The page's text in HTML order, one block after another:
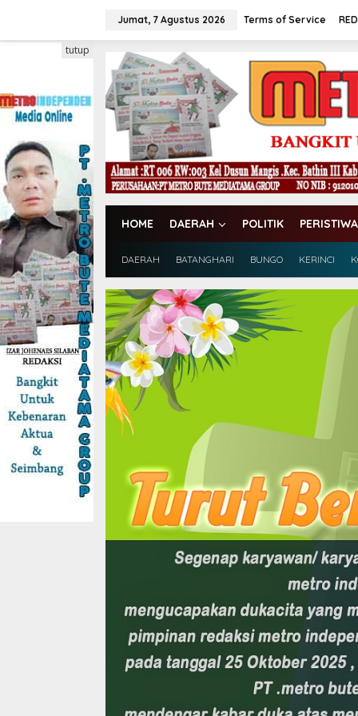
k
e
e
n
Jumat, 7 Agustus 2026 Terms of Service
HOME DAERAH POLITIK PERISTIWA
DAERAH BATANGHARI BUNGO KERINCI
tutup